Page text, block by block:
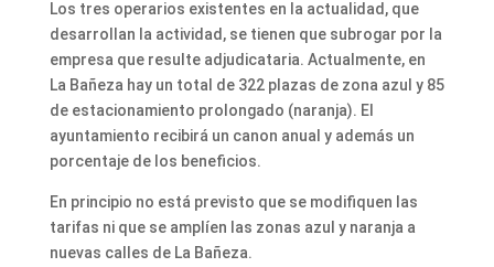
Los tres operarios existentes en la actualidad, que
desarrollan la actividad, se tienen que subrogar por la
empresa que resulte adjudicataria. Actualmente, en
La Bañeza hay un total de 322 plazas de zona azul y 85
de estacionamiento prolongado (naranja). El
ayuntamiento recibirá un canon anual y además un
porcentaje de los beneficios.
En principio no está previsto que se modifiquen las
tarifas ni que se amplíen las zonas azul y naranja a
nuevas calles de La Bañeza.